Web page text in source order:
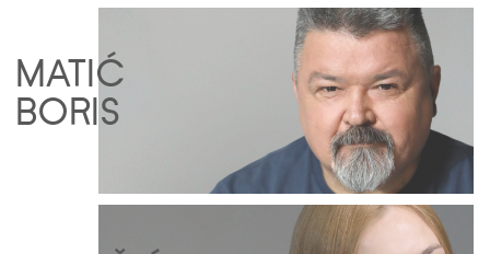
MATIĆ
BORIS